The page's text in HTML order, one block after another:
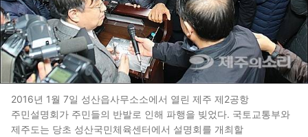
2016년 1월 7일 성산읍사무소소에서 열린 제주 제2공항
주민설명회가 주민들의 반발로 인해 파행을 빚었다. 국토교통부와
제주도는 당초 성산국민체육센터에서 설명회를 개최할